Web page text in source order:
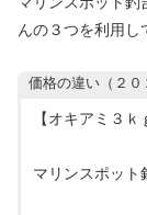
んの３つを利用し
価格の違い（２０
【オキアミ３ｋ
マリンスポッ